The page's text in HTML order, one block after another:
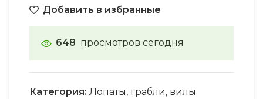
Добавить в избранные
648 просмотров сегодня
Категория: Лопаты, грабли, вилы